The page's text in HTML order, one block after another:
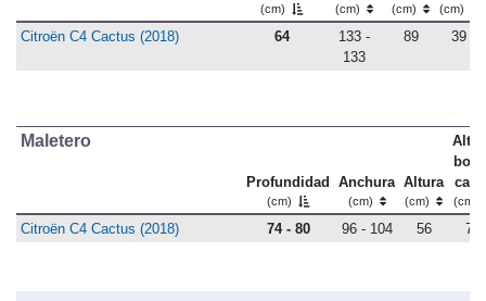
(cm) (cm) (cm) (cm)
Citroën C4 Cactus (2018) 64
133 -
133
89 39
Maletero
Profundidad
(cm)
Anchura
(cm)
Altura
(cm) (cm)
Citroën C4 Cactus (2018) 74 - 80 96 - 104 56 77